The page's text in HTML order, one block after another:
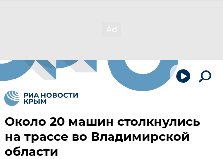
Около 20 машин столкнулись
на трассе во Владимирской
области